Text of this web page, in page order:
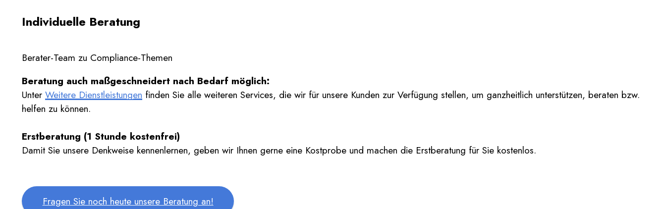
Individuelle Beratung
Berater-Team zu Compliance-Themen
Beratung auch maßgeschneidert nach Bedarf möglich:
Unter Weitere Dienstleistungen finden Sie alle weiteren Services, die wir für unsere Kunden zur Verfügung stellen, um ganzheitlich unterstützen, beraten bzw.
helfen zu können.
Erstberatung (1 Stunde kostenfrei)
Damit Sie unsere Denkweise kennenlernen, geben wir Ihnen gerne eine Kostprobe und machen die Erstberatung für Sie kostenlos.
Fragen Sie noch heute unsere Beratung an!